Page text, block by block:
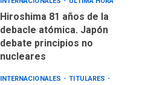
Hiroshima 81 años de la
debacle atómica. Japón
debate principios no
nucleares
INTERNACIONALES
TITULARES